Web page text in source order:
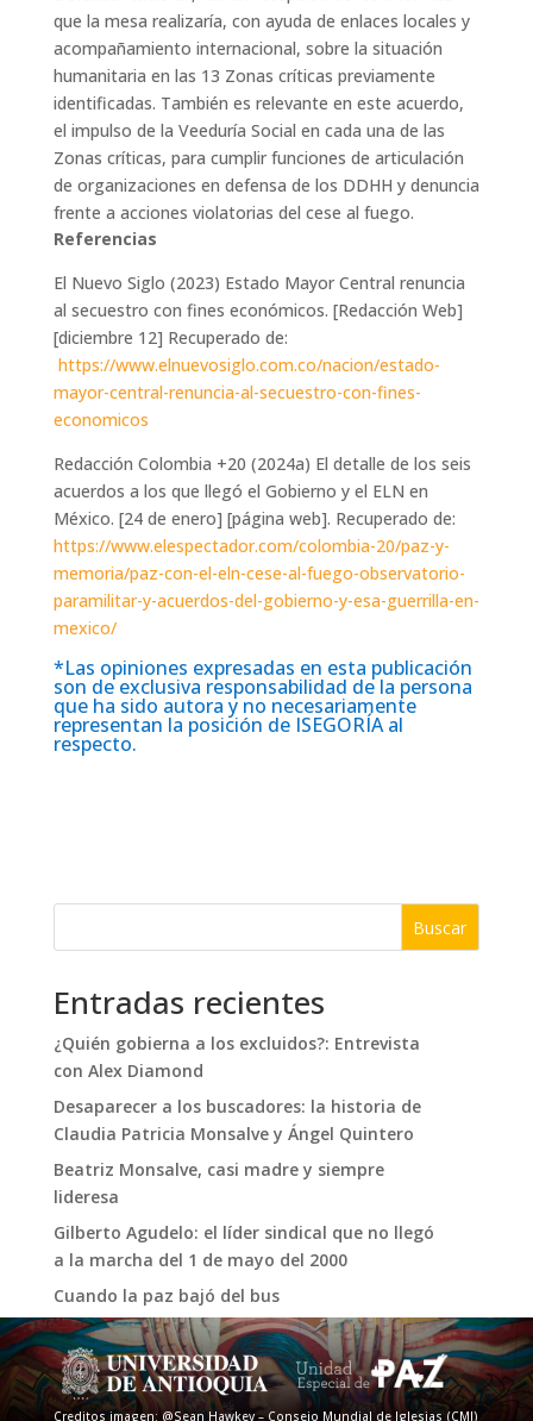
que la mesa realizaría, con ayuda de enlaces locales y
acompañamiento internacional, sobre la situación
humanitaria en las 13 Zonas críticas previamente
identificadas. También es relevante en este acuerdo,
el impulso de la Veeduría Social en cada una de las
Zonas críticas, para cumplir funciones de articulación
de organizaciones en defensa de los DDHH y denuncia
frente a acciones violatorias del cese al fuego.
Referencias
El Nuevo Siglo (2023) Estado Mayor Central renuncia
al secuestro con fines económicos. [Redacción Web]
[diciembre 12] Recuperado de:
https://www.elnuevosiglo.com.co/nacion/estado-
mayor-central-renuncia-al-secuestro-con-fines-
economicos
Redacción Colombia +20 (2024a) El detalle de los seis
acuerdos a los que llegó el Gobierno y el ELN en
México. [24 de enero] [página web]. Recuperado de:
https://www.elespectador.com/colombia-20/paz-y-
memoria/paz-con-el-eln-cese-al-fuego-observatorio-
paramilitar-y-acuerdos-del-gobierno-y-esa-guerrilla-en-
mexico/
*Las opiniones expresadas en esta publicación
son de exclusiva responsabilidad de la persona
que ha sido autora y no necesariamente
representan la posición de ISEGORÍA al
respecto.
Buscar
Entradas recientes
¿Quién gobierna a los excluidos?: Entrevista
con Alex Diamond
Desaparecer a los buscadores: la historia de
Claudia Patricia Monsalve y Ángel Quintero
Beatriz Monsalve, casi madre y siempre
lideresa
Gilberto Agudelo: el líder sindical que no llegó
a la marcha del 1 de mayo del 2000
Cuando la paz bajó del bus
Creditos imagen: @Sean Hawkey – Consejo Mundial de Iglesias (CMI)